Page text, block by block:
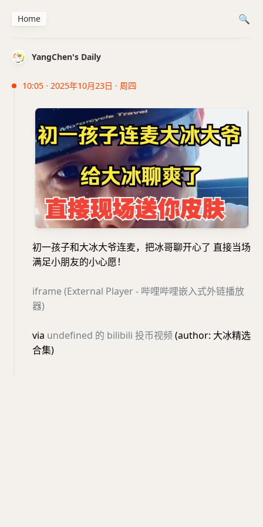
YangChen's Daily
10:05 · 2025年10月23日 · 周四
初一孩子和大冰大爷连麦，把冰哥聊开心了 直接当场
满足小朋友的小心愿！
iframe (External Player - 哔哩哔哩嵌入式外链播放
器)
via undefined 的 bilibili 投币视频(author: 大冰精选
合集)
Home